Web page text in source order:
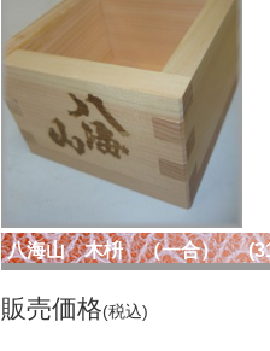
八海山 木枡 （一合）
販売価格(税込)
梅酒・和リキュール蔵元
米・食品 その他
純米大吟醸
大吟醸
純米吟醸酒
純米酒
吟醸酒
本醸造
普通酒
にごり酒
極甘口、低アルコール
季節の酒・春
季節の酒・夏
季節の酒・秋（ひやおろし、他）
季節の酒・冬（しぼりたて、他）
黒糖、泡盛、その他
季節の焼酎・春
季節の焼酎・夏
季節の焼酎・秋
季節の焼酎・冬
梅酒
和リキュール